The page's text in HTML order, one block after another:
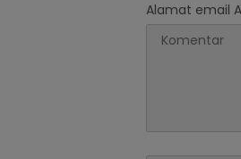
Alamat email